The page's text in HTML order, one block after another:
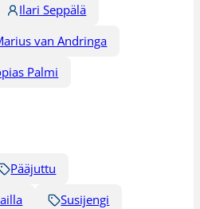
Ilari Seppälä
van Andringa
Palmi
Pääjuttu
Susijengi